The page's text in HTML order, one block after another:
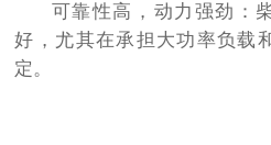
可靠性高，动力强劲：
好，尤其在承担大功率负载
定。